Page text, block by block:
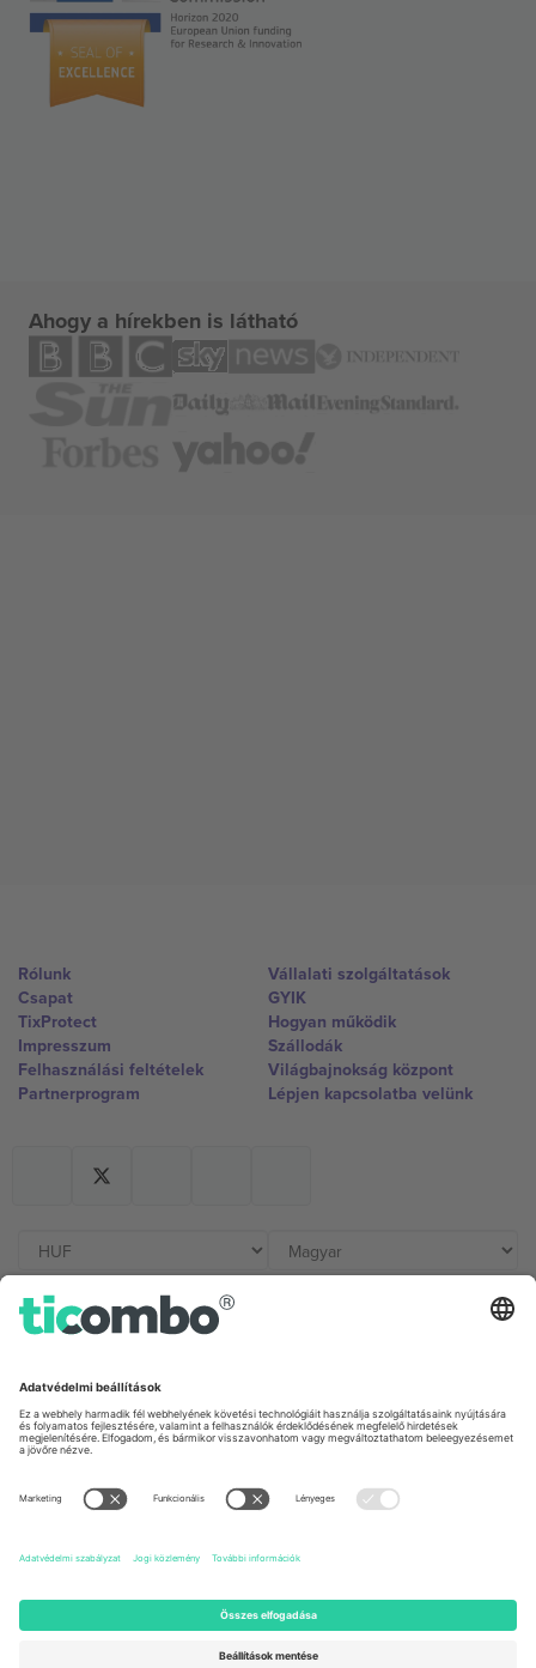
Ahogy a hírekben is látható
Rólunk
Csapat
TixProtect
Impresszum
Felhasználási feltételek
Partnerprogram
Vállalati szolgáltatások
GYIK
Hogyan működik
Szállodák
Világbajnokság központ
Lépjen kapcsolatba velünk
Irodák és támogatás
Germany
Unter den Linden 24, 10117
Berlin, Germany
167 City Road, London, Greater
London, EC1V 1AW, United
131 Continental Dr, Suite 305,
States
Dorfstrasse 52a, 6390
United Arab Emirates